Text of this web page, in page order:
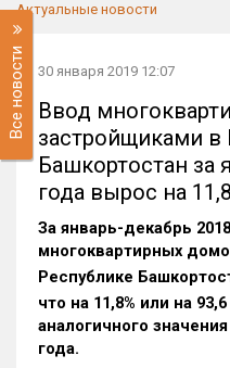
Актуальные новости
Все новости 30 января 2019 12:07
Ввод
застройщиками в
Башкортостан за
года вырос на
За январь-декабрь
многоквартирных
Республике
что на 11,8% или на
аналогичного
года.